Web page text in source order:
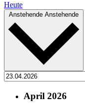
Heute
Anstehende Anstehende
April 2026